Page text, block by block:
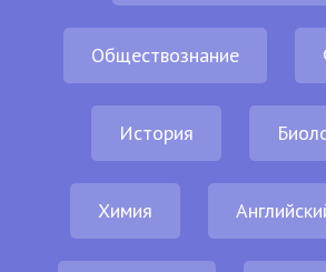
Обществознание
История
Химия